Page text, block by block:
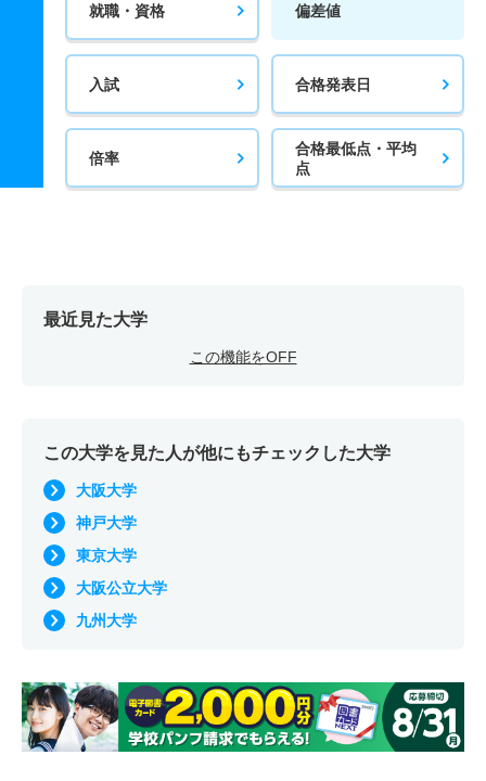
就職・資格 偏差値
入試 合格発表日
倍率
合格最低点・平均
点
最近見た大学
この機能をOFF
この大学を見た人が他にもチェックした大学
大阪大学
神戸大学
東京大学
大阪公立大学
九州大学